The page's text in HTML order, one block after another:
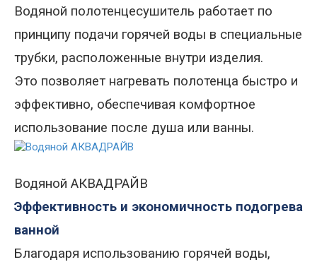
Водяной полотенцесушитель работает по
принципу подачи горячей воды в специальные
трубки, расположенные внутри изделия.
Это позволяет нагревать полотенца быстро и
эффективно, обеспечивая комфортное
использование после душа или ванны.
Водяной АКВАДРАЙВ
Эффективность и экономичность подогрева
ванной
Благодаря использованию горячей воды,